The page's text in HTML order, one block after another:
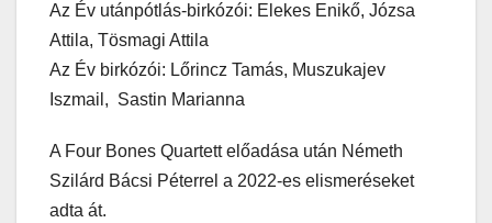
Az Év utánpótlás-birkózói: Elekes Enikő, Józsa
Attila, Tösmagi Attila
Az Év birkózói: Lőrincz Tamás, Muszukajev
Iszmail, Sastin Marianna
A Four Bones Quartett előadása után Németh
Szilárd Bácsi Péterrel a 2022-es elismeréseket
adta át.